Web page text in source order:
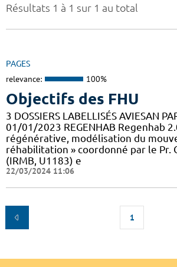
Résultats 1 à 1 sur 1 au total
PAGES
relevance: 100%
Objectifs des FHU
3 DOSSIERS LABELLISÉS AVIESAN
01/01/2023 REGENHAB Regenhab
régénérative, modélisation du
réhabilitation » coordonné par le Pr.
(IRMB, U1183) e
22/03/2024 11:06
1